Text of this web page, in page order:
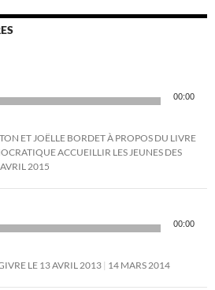
00:00
ET JOËLLE BORDET À PROPOS DU LIVRE
ACCUEILLIR LES JEUNES DES
2015
00:00
LE 13 AVRIL 2013 14 MARS 2014